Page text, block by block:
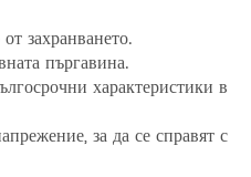
захранването.
пъргавина.
характеристики в
за да се справят с